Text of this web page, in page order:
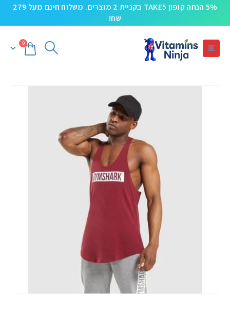
5% הנחה קופון TAKE5 בקניית 2 מוצרים. משלוח חינם מעל 279
שח!
0